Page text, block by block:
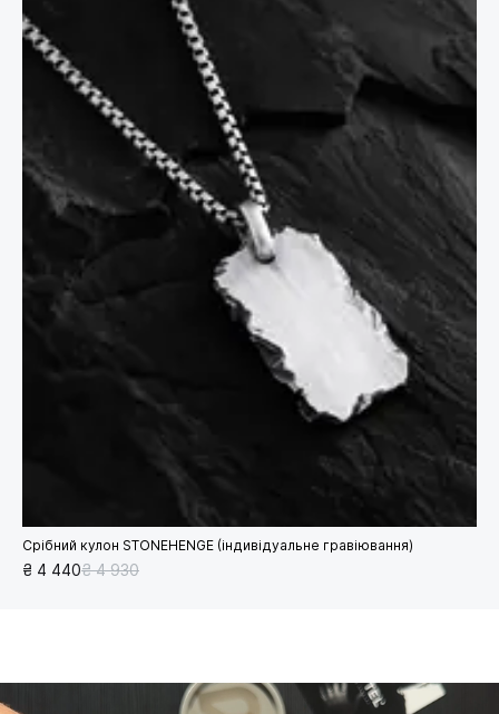
Срібний кулон STONEHENGE (індивідуальне гравіювання)
₴ 4 440₴ 4 930